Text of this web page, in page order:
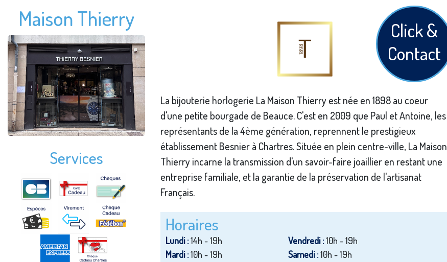
Maison Thierry
Services
Click &
Contact
La bijouterie horlogerie La Maison Thierry est née en 1898 au coeur
d'une petite bourgade de Beauce. C'est en 2009 que Paul et Antoine, les
représentants de la 4ème génération, reprennent le prestigieux
établissement Besnier à Chartres. Située en plein centre-ville, La Maison
Thierry incarne la transmission d'un savoir-faire joaillier en restant une
entreprise familiale, et la garantie de la préservation de l'artisanat
Français.
Horaires
Lundi :14h - 19h
Mardi :10h - 19h
Vendredi :10h - 19h
Samedi :10h - 19h